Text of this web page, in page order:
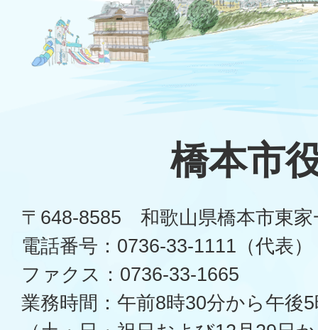
橋本市
〒648-8585 和歌山県橋本市東家
電話番号：0736-33-1111（代表）
ファクス：0736-33-1665
業務時間：午前8時30分から午後